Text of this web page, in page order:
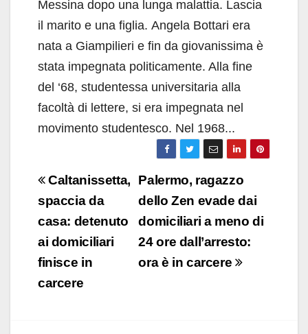
Messina dopo una lunga malattia. Lascia
il marito e una figlia. Angela Bottari era
nata a Giampilieri e fin da giovanissima è
stata impegnata politicamente. Alla fine
del ‘68, studentessa universitaria alla
facoltà di lettere, si era impegnata nel
movimento studentesco. Nel 1968...
Navigazione
articoli
Palermo, ragazzo
dello Zen evade dai
domiciliari a meno di
24 ore dall’arresto:
ora è in carcere
Caltanissetta,
spaccia da
casa: detenuto
ai domiciliari
finisce in
carcere